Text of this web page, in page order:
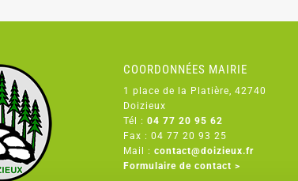
COORDONNÉES MAIRIE
1 place de la Platière, 42740
Doizieux
Tél :04 77 20 95 62
Fax : 04 77 20 93 25
Mail :contact@doizieux.fr
Formulaire de contact >